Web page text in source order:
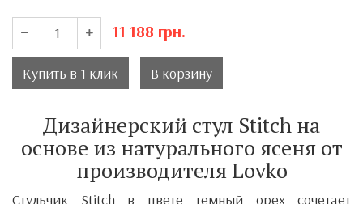
11 188 грн.
Купить в 1 клик В корзину
Дизайнерский стул Stitch на
основе из натурального ясеня от
производителя Lovko
Стульчик Stitch в цвете темный орех сочетает